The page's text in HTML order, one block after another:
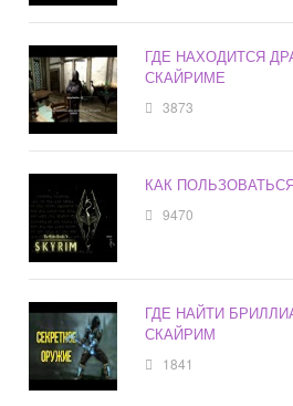
ГДЕ НАХОДИТСЯ
СКАЙРИМЕ
3873
КАК
9470
ГДЕ НАЙТИ
СКАЙРИМ
1841